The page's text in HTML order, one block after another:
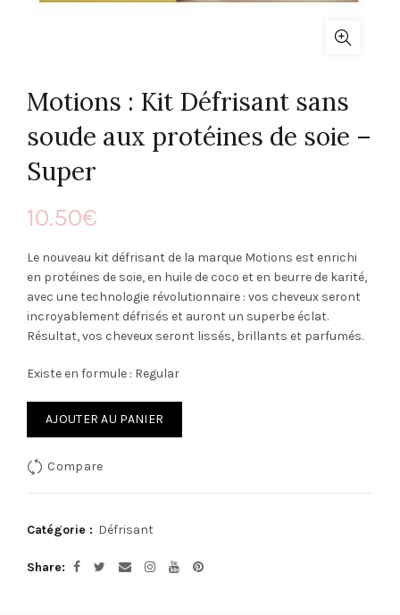
Motions : Kit Défrisant sans
soude aux protéines de soie –
Super
10.50€
Le nouveau kit défrisant de la marque Motions est enrichi
en protéines de soie, en huile de coco et en beurre de karité,
avec une technologie révolutionnaire : vos cheveux seront
incroyablement défrisés et auront un superbe éclat.
Résultat, vos cheveux seront lissés, brillants et parfumés.
Existe en formule : Regular
AJOUTER AU PANIER
Compare
Catégorie : Défrisant
Share